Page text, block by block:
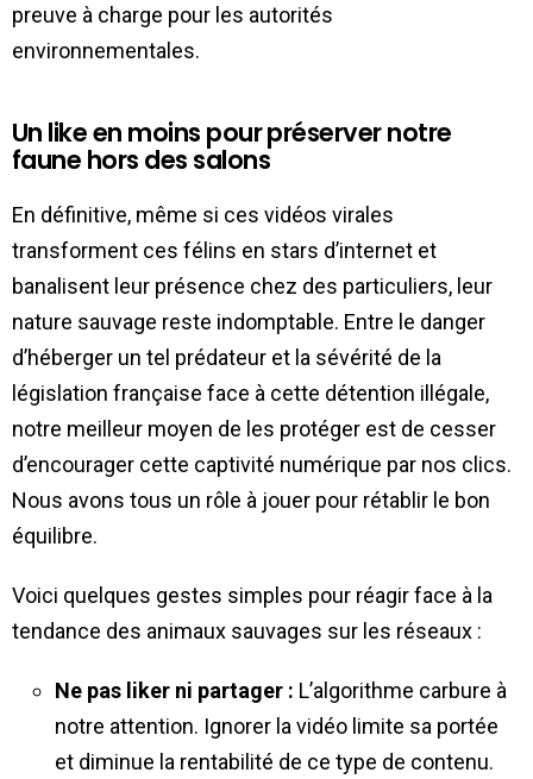
preuve à charge pour les autorités
environnementales.
Un like en moins pour préserver notre
faune hors des salons
En définitive, même si ces vidéos virales
transforment ces félins en stars d’internet et
banalisent leur présence chez des particuliers, leur
nature sauvage reste indomptable. Entre le danger
d’héberger un tel prédateur et la sévérité de la
législation française face à cette détention illégale,
notre meilleur moyen de les protéger est de cesser
d’encourager cette captivité numérique par nos clics.
Nous avons tous un rôle à jouer pour rétablir le bon
équilibre.
Voici quelques gestes simples pour réagir face à la
tendance des animaux sauvages sur les réseaux :
Ne pas liker ni partager : L’algorithme carbure à
notre attention. Ignorer la vidéo limite sa portée
et diminue la rentabilité de ce type de contenu.